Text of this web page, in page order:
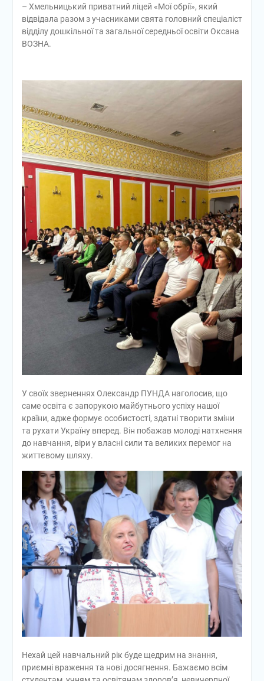
– Хмельницький приватний ліцей «Мої обрії», який
відвідала разом з учасниками свята головний спеціаліст
відділу дошкільної та загальної середньої освіти Оксана
ВОЗНА.
У своїх зверненнях Олександр ПУНДА наголосив, що
саме освіта є запорукою майбутнього успіху нашої
країни, адже формує особистості, здатні творити зміни
та рухати Україну вперед. Він побажав молоді натхнення
до навчання, віри у власні сили та великих перемог на
життєвому шляху.
Нехай цей навчальний рік буде щедрим на знання,
приємні враження та нові досягнення. Бажаємо всім